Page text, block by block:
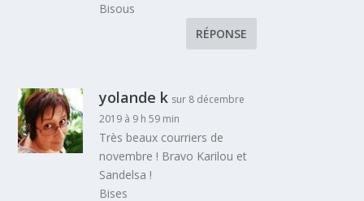
Bisous
RÉPONSE
yolande k sur 8 décembre
2019 à 9 h 59 min
Très beaux courriers de
novembre ! Bravo Karilou et
Sandelsa !
Bises